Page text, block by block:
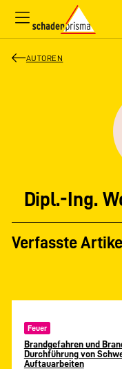
AUTOREN
Dipl.-Ing.
Verfasste
Feuer
Brandgefahren und
Durchführung von
Auftauarbeiten